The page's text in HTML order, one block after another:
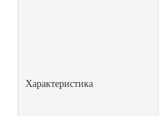
Характеристика